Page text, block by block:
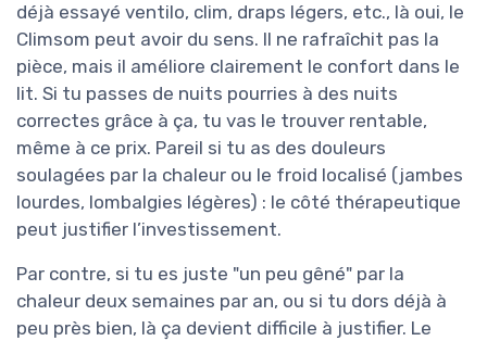
déjà essayé ventilo, clim, draps légers, etc., là oui, le
Climsom peut avoir du sens. Il ne rafraîchit pas la
pièce, mais il améliore clairement le confort dans le
lit. Si tu passes de nuits pourries à des nuits
correctes grâce à ça, tu vas le trouver rentable,
même à ce prix. Pareil si tu as des douleurs
soulagées par la chaleur ou le froid localisé (jambes
lourdes, lombalgies légères) : le côté thérapeutique
peut justifier l’investissement.
Par contre, si tu es juste "un peu gêné" par la
chaleur deux semaines par an, ou si tu dors déjà à
peu près bien, là ça devient difficile à justifier. Le